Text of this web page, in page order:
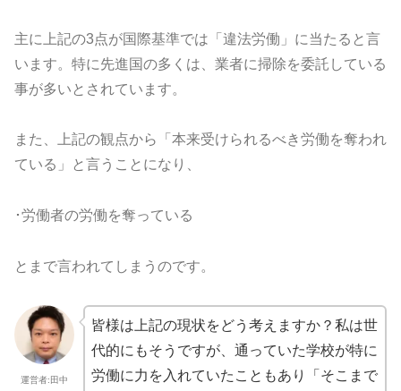
主に上記の3点が国際基準では「違法労働」に当たると言
います。 特に先進国の多くは、 業者に掃除を委託している
事が多いとされています。
また、上記の観点から「本来受けられるべき労働を奪われ
ている」
と言うことになり、
･労働者の労働を奪っている
とまで言われてしまうのです。
運営者:田中
皆様は上記の現状をどう考えますか？私は世
代的にもそうですが、 通っていた学校が特に
労働に力を入れていたこともあり「 そこまで